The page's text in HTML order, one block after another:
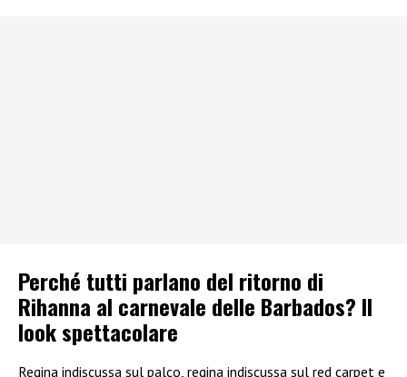
Perché tutti parlano del ritorno di
Rihanna al carnevale delle Barbados? Il
look spettacolare
Regina indiscussa sul palco, regina indiscussa sul red carpet e